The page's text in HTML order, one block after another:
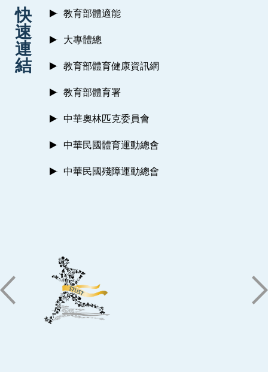
快
速
連
結
教育部體適能
大專體總
教育部體育健康資訊網
教育部體育署
中華奧林匹克委員會
中華民國體育運動總會
中華民國殘障運動總會